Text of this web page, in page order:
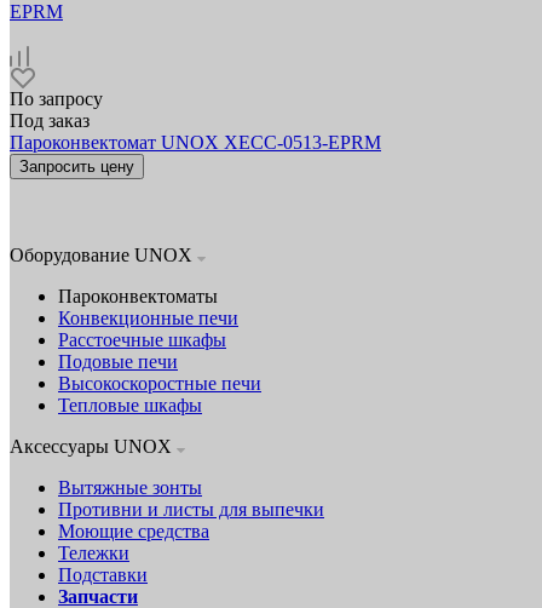
По запросу
Под заказ
Пароконвектомат UNOX XECC-0513-EPRM
Запросить цену
Оборудование UNOX
Пароконвектоматы
Конвекционные печи
Расстоечные шкафы
Подовые печи
Высокоскоростные печи
Тепловые шкафы
Аксессуары UNOX
Вытяжные зонты
Противни и листы для выпечки
Моющие средства
Тележки
Подставки
Запчасти